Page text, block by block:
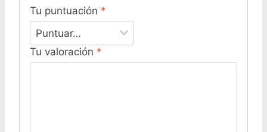
Tu puntuación *
Tu valoración *